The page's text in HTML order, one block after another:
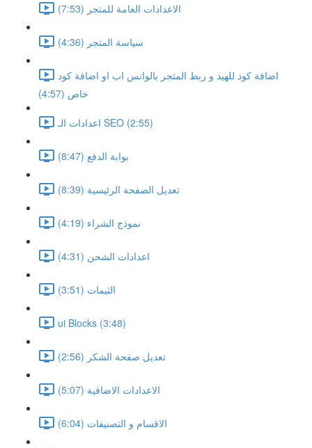
الاعدادات العامة للمتجر (7:53)
سياسة المتجر (4:36)
اضافة كود للهيد و ربط المتجر بالواتس اب او اضافة كود
خاص (4:57)
اعدادات الـ SEO (2:55)
بوابة الدفع (8:47)
تعديل الصفحة الرئيسية (8:39)
نموذج الشراء (4:19)
اعدادات الشحن (4:31)
الثيمات (3:51)
ui Blocks (3:48)
تعديل صفحة الشكر (2:56)
الاعدادات الاضافية (5:07)
الاقسام و التصنيفات (6:04)